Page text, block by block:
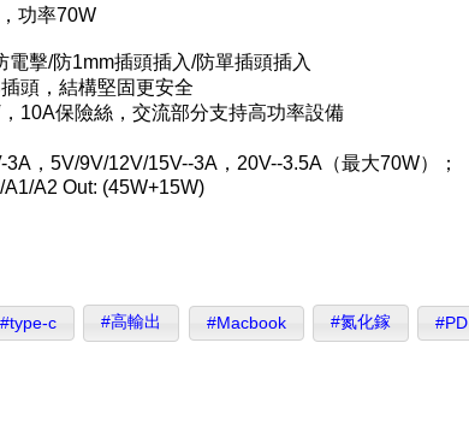
功率70W
電擊/防1mm插頭插入/防單插頭插入
頭，結構堅固更安全
10A保險絲，交流部分支持高功率設備
，5V/9V/12V/15V--3A，20V--3.5A（最大70W）；
A2 Out: (45W+15W)
#type-c #高輸出 #Macbook #氮化鎵 #PD